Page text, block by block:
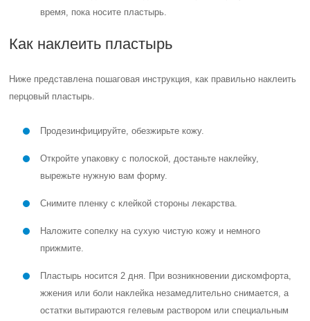
время, пока носите пластырь.
Как наклеить пластырь
Ниже представлена пошаговая инструкция, как правильно наклеить
перцовый пластырь.
Продезинфицируйте, обезжирьте кожу.
Откройте упаковку с полоской, достаньте наклейку,
вырежьте нужную вам форму.
Снимите пленку с клейкой стороны лекарства.
Наложите сопелку на сухую чистую кожу и немного
прижмите.
Пластырь носится 2 дня. При возникновении дискомфорта,
жжения или боли наклейка незамедлительно снимается, а
остатки вытираются гелевым раствором или специальным